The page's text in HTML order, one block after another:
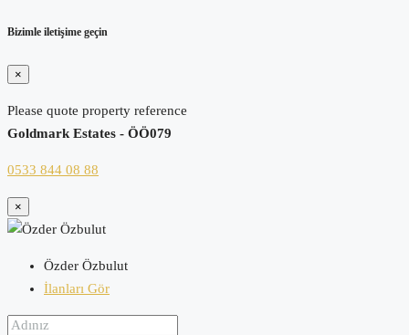
Bizimle iletişime geçin
×
Please quote property reference
Goldmark Estates - ÖÖ079
0533 844 08 88
×
Özder Özbulut
İlanları Gör